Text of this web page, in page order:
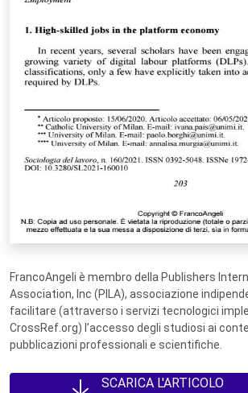
FrancoAngeli è membro della Publishers
Association, Inc (PILA), associazione
facilitare (attraverso i servizi tecnologici
CrossRef.org) l’accesso degli studiosi ai
pubblicazioni professionali e scientifiche.
SCARICA L'ARTICOLO